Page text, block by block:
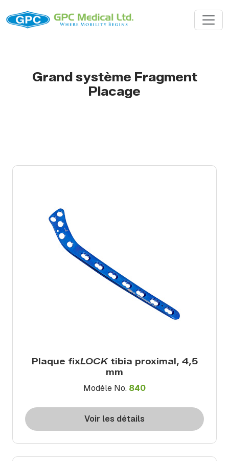
Grand système Fragment
Placage
Plaque fixLOCKtibia proximal, 4,5
mm
Modèle No. 840
Voir les détails